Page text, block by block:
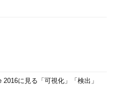
2016に見る「可視化」「検出」